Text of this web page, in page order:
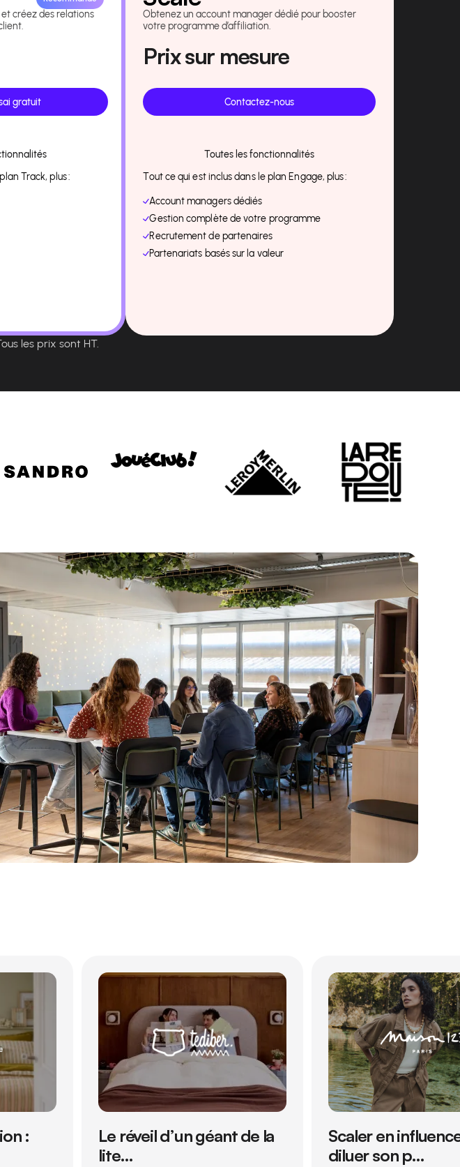
créez des relations
gratuit
Track, plus :
Obtenez un account manager dédié pour booster
votre programme d’affiliation.
Prix sur mesure
Contactez-nous
Toutes les fonctionnalités
Tout ce qui est inclus dans le plan Engage, plus :
Account managers dédiés
Gestion complète de votre programme
Recrutement de partenaires
Partenariats basés sur la valeur
les prix sont HT.
:
Le réveil d’un géant de la
lite…
Scaler en
diluer son p…